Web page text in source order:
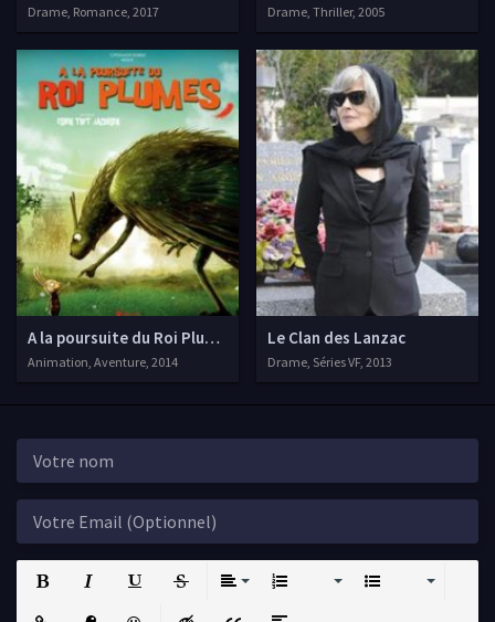
Drame, Romance, 2017 Drame, Thriller, 2005
A la poursuite du Roi Plumes
Animation, Aventure, 2014
Le Clan des Lanzac
Drame, Séries VF, 2013
Strikethrough